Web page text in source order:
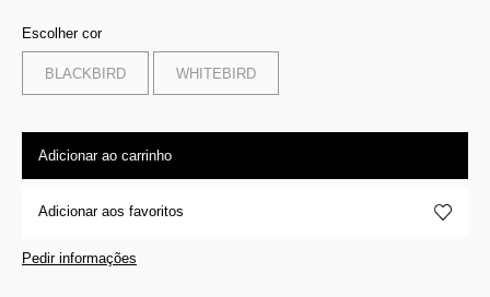
Escolher cor
BLACKBIRD WHITEBIRD
Adicionar ao carrinho
Adicionar aos favoritos
Pedir informações